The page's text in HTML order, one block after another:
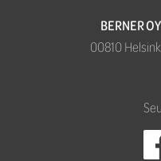
BERNER OY
00810